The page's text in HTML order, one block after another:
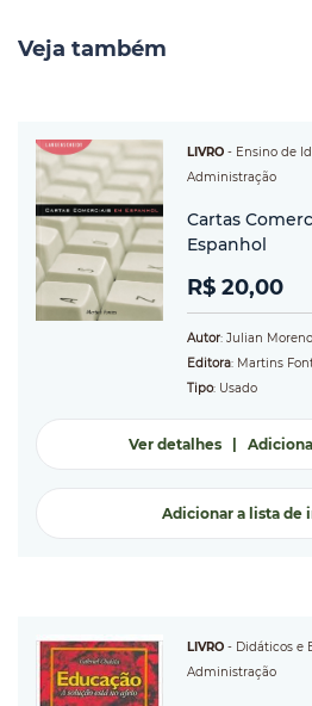
Veja também
LIVRO - Ensino de
Administração
Cartas
Espanhol
R$ 20,00
Autor: Julian Moreno
Editora: Martins
Tipo: Usado
Ver detalhes|
Adicionar a lista de
LIVRO - Didáticos e
Administração